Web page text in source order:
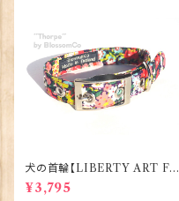
犬の首輪【LIBERTY ART FA
BRIC=Thorpe】BlossomCo
90295
¥3,795